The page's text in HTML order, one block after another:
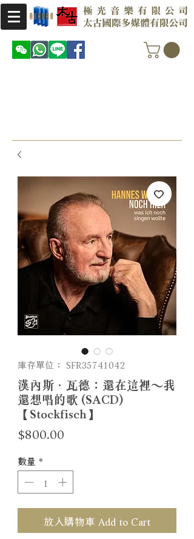
庫存單位： SFR35741042
漢內斯．瓦德：還在這裡～我
還想唱的歌 (SACD)
【Stockfisch】
$800.00
數量 *
放入購物車 Add to Cart